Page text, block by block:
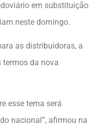
em substituição
neste domingo.
as distribuidoras, a
termos da nova
esse tema será
nacional”, afirmou na